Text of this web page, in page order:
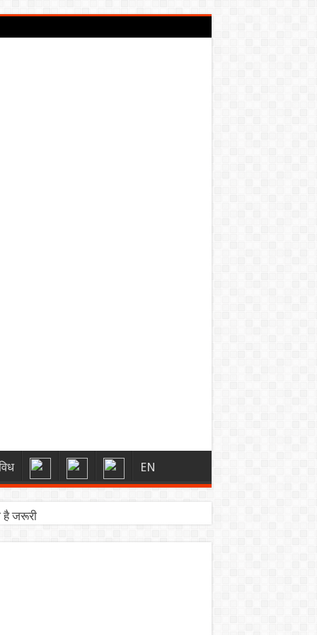
EN
है जरूरी
मुलाकात
की छूट और नए स्पेशल एडिशन लॉन्च
प्रीमियर डेट और थीम